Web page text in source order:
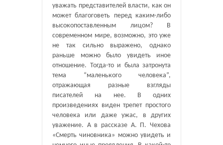
уважать представителей власти, как он
может благоговеть перед каким-либо
высокопоставленным лицом? В
современном мире, возможно, это уже
не так сильно выражено, однако
раньше можно было увидеть иное
отношение. Тогда-то и была затронута
тема “маленького человека”,
отражающая разные взгляды
писателей на нее. В одних
произведениях виден трепет простого
человека или даже ужас, в других
уважение. А в рассказе А. П. Чехова
«Смерть чиновника» можно увидеть и